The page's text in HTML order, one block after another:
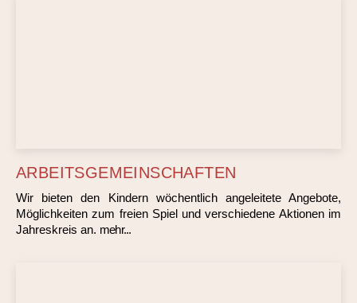
ARBEITSGEMEINSCHAFTEN
Wir bieten den Kindern wöchentlich angeleitete Angebote,
Möglichkeiten zum freien Spiel und verschiedene Aktionen im
Jahreskreis an. mehr...